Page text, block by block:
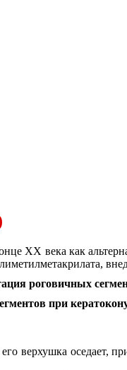
XX века как
роговичных
при
верхушка оседает,